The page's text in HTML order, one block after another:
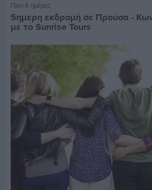
Πριν 6 ημέρες
5ημερη εκδρομή σε Προύσα -
με το Sunrise Tours